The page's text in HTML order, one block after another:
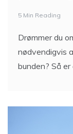
5 Min Reading
Drømmer du
nødvendigvis
bunden? Så